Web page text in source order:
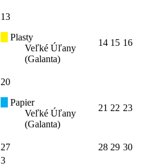
13
Plasty
Veľké Úľany
(Galanta)
14 15 16
20
Papier
Veľké Úľany
(Galanta)
21 22 23
27 28 29 30
3